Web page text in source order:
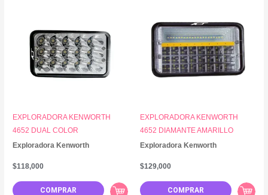
Exploradora Kenworth
EXPLORADORA KENWORTH
4652 DUAL COLOR
COMPRAR
$118,000
Exploradora Kenworth
EXPLORADORA KENWORTH
4652 DIAMANTE AMARILLO
COMPRAR
$129,000